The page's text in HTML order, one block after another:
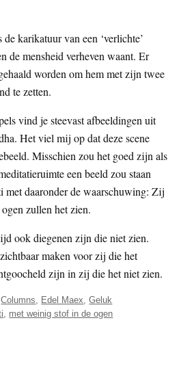
karikatuur van een ‘verlichte’
de mensheid verheven waant. Er
worden om hem met zijn twee
te zetten.
vind je steevast afbeeldingen uit
Het viel mij op dat deze scene
Misschien zou het goed zijn als
een beeld zou staan
met daaronder de waarschuwing: Zij
zullen het zien.
ook diegenen zijn die niet zien.
maken voor zij die het
zijn in zij die het niet zien.
,Columns Edel Maex ,Geluk
met weinig stof in de ogen